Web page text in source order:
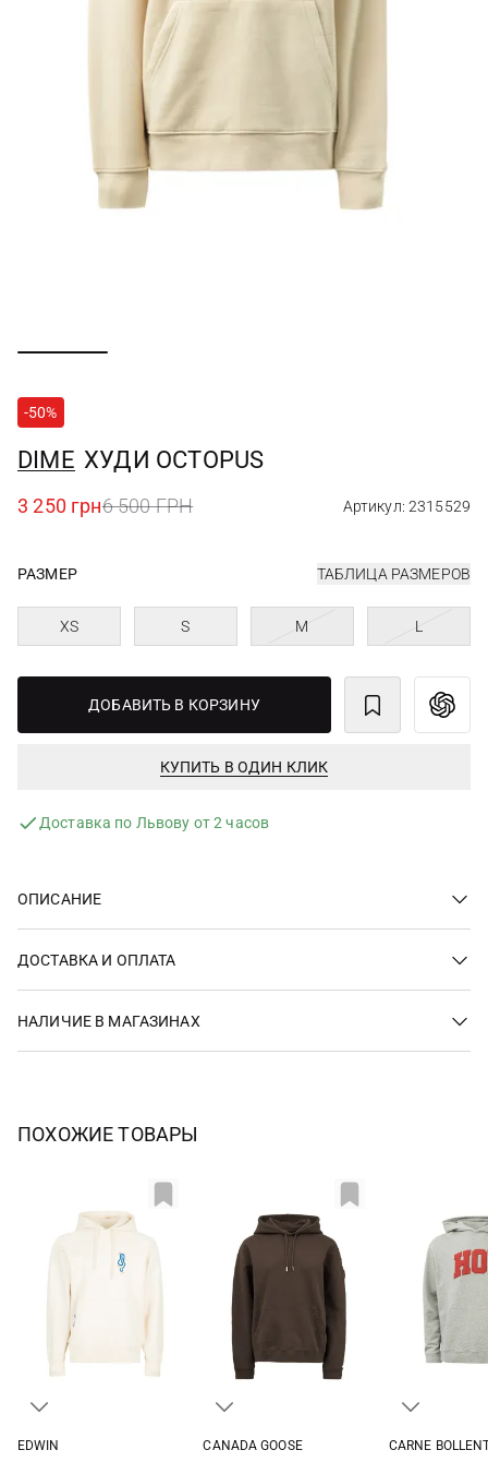
-50%
DIME ХУДИ OCTOPUS
3 250 грн6 500 ГРН Артикул: 2315529
РАЗМЕР ТАБЛИЦА РАЗМЕРОВ
XS S M L
ДОБАВИТЬ В КОРЗИНУ
КУПИТЬ В ОДИН КЛИК
Доставка по Львову от 2 часов
ОПИСАНИЕ
ДОСТАВКА И ОПЛАТА
НАЛИЧИЕ В МАГАЗИНАХ
ПОХОЖИЕ ТОВАРЫ
EDWIN
CANADA GOOSE
CARNE